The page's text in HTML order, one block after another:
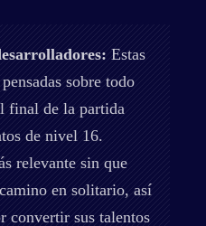
Estas
sobre todo
final de la partida
de nivel 16.
relevante sin que
en solitario, así
convertir sus talentos